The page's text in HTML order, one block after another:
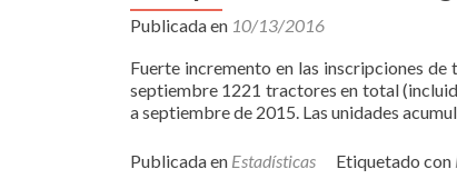
Publicada en 10/13/2016
Fuerte incremento en las inscripciones
septiembre 1221 tractores en total
a septiembre de 2015. Las unidades
Publicada en Estadísticas Etiquetado con